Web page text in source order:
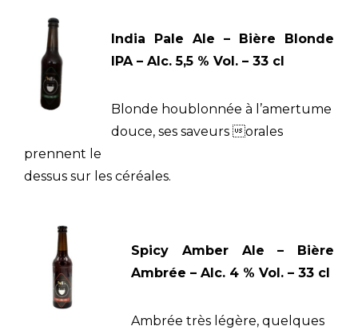
India Pale Ale – Bière Blonde
IPA – Alc. 5,5 % Vol. – 33 cl
Blonde houblonnée à l’amertume
douce, ses saveurs orales
prennent le
dessus sur les céréales.
Spicy Amber Ale – Bière
Ambrée – Alc. 4 % Vol. – 33 cl
Ambrée très légère, quelques